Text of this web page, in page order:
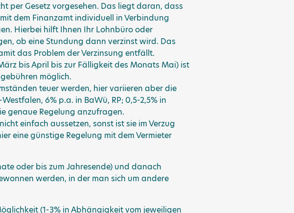
per Gesetz vorgesehen. Das liegt daran, dass
dem Finanzamt individuell in Verbindung
Hierbei hilft Ihnen Ihr Lohnbüro oder
ob eine Stundung dann verzinst wird. Das
das Problem der Verzinsung entfällt.
bis April bis zur Fälligkeit des Monats Mai) ist
möglich.
teuer werden, hier variieren aber die
6% p.a. in BaWü, RP; 0,5-2,5% in
genaue Regelung anzufragen.
einfach aussetzen, sonst ist sie im Verzug
eine günstige Regelung mit dem Vermieter
oder bis zum Jahresende) und danach
werden, in der man sich um andere
(1-3% in Abhängigkeit vom jeweiligen